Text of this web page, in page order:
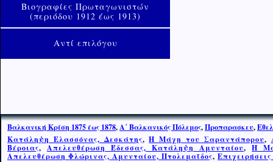
Βιογραφίες Πρωταγωνιστών
(περιόδου 1912 έως 1913)
Αντί επιλόγου
Βαλκανική Κρίση 1875 έως 1878,Α΄ Βαλκανικός Πόλεμος,Προπαρασκευ,
Κατάληψη Ελασσόνας, Δεσκάτης,Η Μάχη του Σαραντάπορου,
Βέροιας,Απελευθέρωση Έδεσσας, Κατάληψη Αμυνταίου,Η
Απελευθέρωση Φλώρινας, Αμυνταίου, Πτολεμαΐδος,